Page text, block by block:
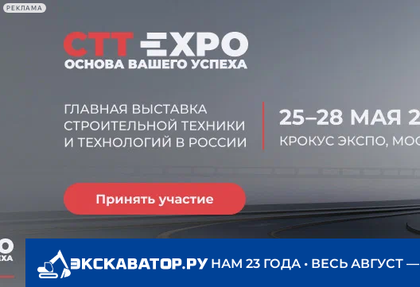
РЕКЛАМА
НАМ 23 ГОДА • ВЕСЬ АВГУСТ —